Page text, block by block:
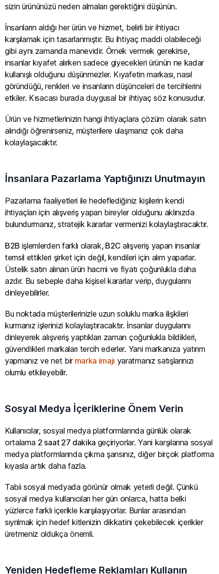
sizin ürününüzü neden almaları gerektiğini düşünün.
İnsanların aldığı her ürün ve hizmet, belirli bir ihtiyacı
karşılamak için tasarlanmıştır. Bu ihtiyaç maddi olabileceği
gibi aynı zamanda manevidir. Örnek vermek gerekirse,
insanlar kıyafet alırken sadece giyecekleri ürünün ne kadar
kullanışlı olduğunu düşünmezler. Kıyafetin markası, nasıl
göründüğü, renkleri ve insanların düşünceleri de tercihlerini
etkiler. Kısacası burada duygusal bir ihtiyaç söz konusudur.
Ürün ve hizmetlerinizin hangi ihtiyaçlara çözüm olarak satın
alındığı öğrenirseniz, müşterilere ulaşmanız çok daha
kolaylaşacaktır.
İnsanlara Pazarlama Yaptığınızı Unutmayın
Pazarlama faaliyetleri ile hedeflediğiniz kişilerin kendi
ihtiyaçları için alışveriş yapan bireyler olduğunu aklınızda
bulundurmanız, stratejik kararlar vermenizi kolaylaştıracaktır.
B2B işlemlerden farklı olarak,B2C alışveriş yapan insanlar
temsil ettikleri şirket için değil, kendileri için alım yaparlar.
Üstelik satın alınan ürün hacmi ve fiyatı çoğunlukla daha
azdır. Bu sebeple daha kişisel kararlar verip, duygularını
dinleyebilirler.
Bu noktada müşterilerinizle uzun soluklu marka ilişkileri
kurmanız işlerinizi kolaylaştıracaktır. İnsanlar duygularını
dinleyerek alışveriş yaptıkları zaman çoğunlukla bildikleri,
güvendikleri markaları tercih ederler. Yani markanıza yatırım
yapmanız ve net bir marka imajı yaratmanız satışlarınızı
olumlu etkileyebilir.
Sosyal Medya İçeriklerine Önem Verin
Kullanıcılar, sosyal medya platformlarında günlük olarak
ortalama 2 saat 27 dakika geçiriyorlar. Yani karşılarına sosyal
medya platformlarında çıkma şansınız, diğer birçok platforma
kıyasla artık daha fazla.
Tabii sosyal medyada görünür olmak yeterli değil. Çünkü
sosyal medya kullanıcıları her gün onlarca, hatta belki
yüzlerce farklı içerikle karşılaşıyorlar. Bunlar arasından
sıyrılmak için hedef kitlenizin dikkatini çekebilecek içerikler
üretmeniz oldukça önemli.
Yeniden Hedefleme Reklamları Kullanın